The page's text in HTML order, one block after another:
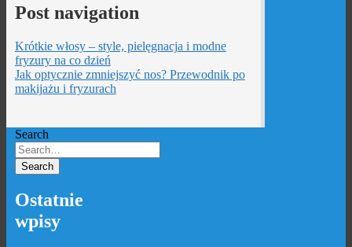
Post navigation
Krótkie włosy – style, pielęgnacja i modne
fryzury na co dzień
Jak optycznie zmniejszyć nos? Przewodnik po
makijażu i fryzurach
Search
Ostatnie
wpisy